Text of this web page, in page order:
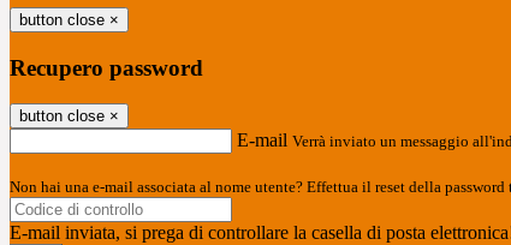
button close ×
Recupero password
button close ×
E-mail Verrà inviato un messaggio
Non hai una e-mail associata al nome utente? Effettua il reset della password
E-mail inviata, si prega di controllare la casella di posta